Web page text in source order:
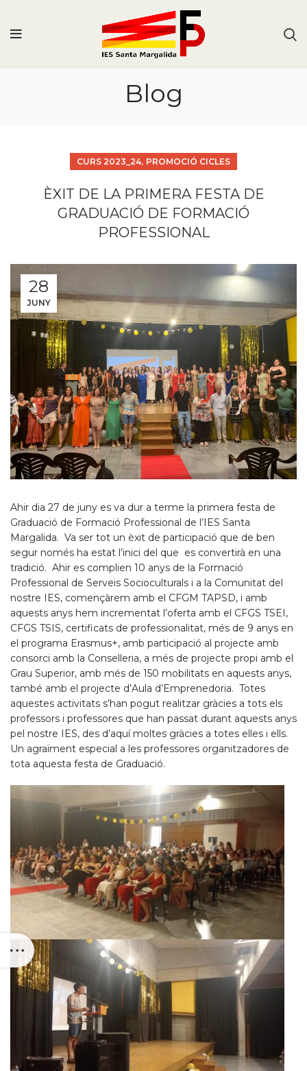
Blog
CURS 2023_24, PROMOCIÓ CICLES
ÈXIT DE LA PRIMERA FESTA DE
GRADUACIÓ DE FORMACIÓ
PROFESSIONAL
28
JUNY
Ahir dia 27 de juny es va dur a terme la primera festa de
Graduació de Formació Professional de l’IES Santa
Margalida. Va ser tot un èxit de participació que de ben
segur només ha estat l’inici del que es convertirà en una
tradició. Ahir es complien 10 anys de la Formació
Professional de Serveis Socioculturals i a la Comunitat del
nostre IES, començàrem amb el CFGM TAPSD, i amb
aquests anys hem incrementat l’oferta amb el CFGS TSEI,
CFGS TSIS, certificats de professionalitat, més de 9 anys en
el programa Erasmus+, amb participació al projecte amb
consorci amb la Conselleria, a més de projecte propi amb el
Grau Superior, amb més de 150 mobilitats en aquests anys,
també amb el projecte d’Aula d’Emprenedoria. Totes
aquestes activitats s’han pogut realitzar gràcies a tots els
professors i professores que han passat durant aquests anys
pel nostre IES, des d’aquí moltes gràcies a totes elles i ells.
Un agraïment especial a les professores organitzadores de
tota aquesta festa de Graduació.